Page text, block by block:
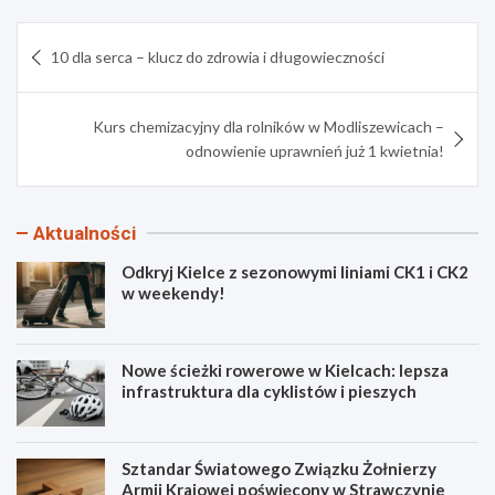
wpisu
10 dla serca – klucz do zdrowia i długowieczności
Kurs chemizacyjny dla rolników w Modliszewicach –
odnowienie uprawnień już 1 kwietnia!
Aktualności
Odkryj Kielce z sezonowymi liniami CK1 i CK2
w weekendy!
Nowe ścieżki rowerowe w Kielcach: lepsza
infrastruktura dla cyklistów i pieszych
Sztandar Światowego Związku Żołnierzy
Armii Krajowej poświęcony w Strawczynie